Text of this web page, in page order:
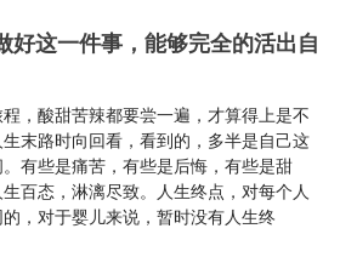
好这一件事，能够完全的活出自
，酸甜苦辣都要尝一遍，才算得上是不
末路时向回看，看到的，多半是自己这
有些是痛苦，有些是后悔，有些是甜
百态，淋漓尽致。人生终点，对每个人
，对于婴儿来说，暂时没有人生终